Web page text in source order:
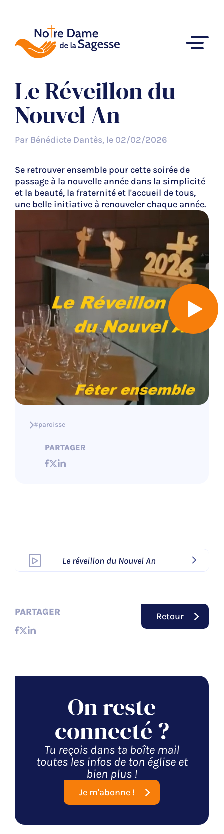
Le Réveillon du
Nouvel An
Par Bénédicte Dantès, le 02/02/2026
Se retrouver ensemble pour cette soirée de
passage à la nouvelle année dans la simplicité
et la beauté, la fraternité et l'accueil de tous,
une belle initiative à renouveler chaque année.
#paroisse
PARTAGER
Le réveillon du Nouvel An
PARTAGER Retour
On reste
connecté ?
Tu reçois dans ta boîte mail
toutes les infos de ton église et
bien plus !
Je m'abonne !